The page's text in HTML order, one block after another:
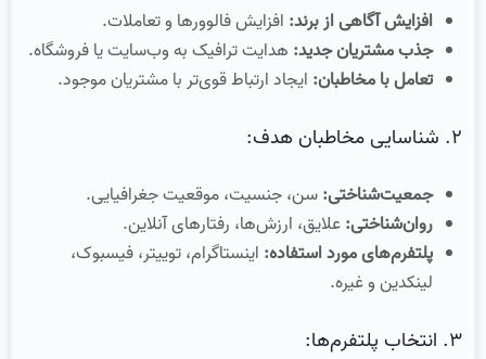
افزایش آگاهی از برند: افزایش فالوورها و تعاملات.
جذب مشتریان جدید: هدایت ترافیک به وب‌سایت یا فروشگاه.
تعامل با مخاطبان: ایجاد ارتباط قوی‌تر با مشتریان موجود.
۲. شناسایی مخاطبان هدف:
جمعیت‌شناختی:سن، جنسیت، موقعیت جغرافیایی.
روان‌شناختی:علایق، ارزش‌ها، رفتارهای آنلاین.
پلتفرم‌های مورد استفاده: اینستاگرام، توییتر، فیسبوک،
لینکدین و غیره.
۳. انتخاب پلتفرم‌ها: